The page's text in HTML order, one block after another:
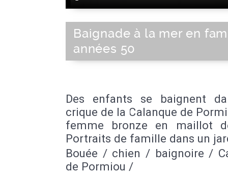
Baignade à la mer en
années 50
Des enfants se baignent
crique de la Calanque de
femme bronze en maillot
Portraits de famille dans un
Bouée / chien / baignoire /
de Pormiou /